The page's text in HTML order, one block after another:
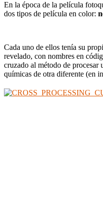
En la época de la película
dos tipos de película en color:
Cada uno de ellos tenía su
revelado, con nombres en
cruzado al método de procesar
químicas de otra diferente (en